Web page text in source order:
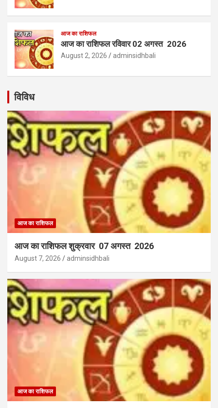
आज का राशिफल
आज का राशिफल रविवार 02 अगस्त 2026
August 2, 2026 adminsidhbali
विविध
आज का राशिफल
आज का राशिफल शुक्रवार 07 अगस्त 2026
August 7, 2026 adminsidhbali
आज का राशिफल